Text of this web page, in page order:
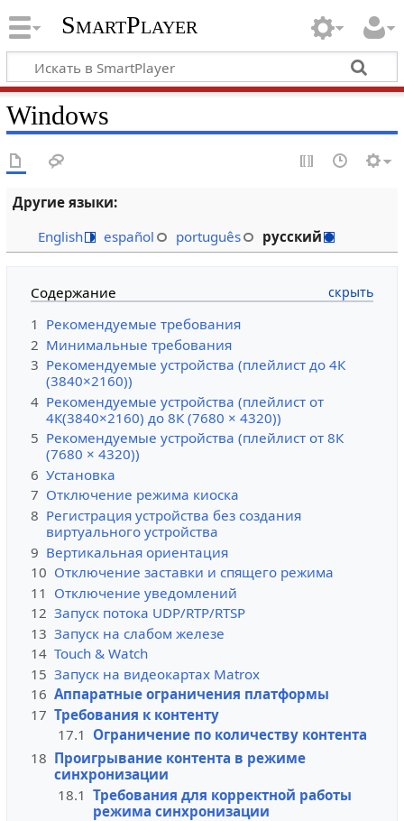
SmartPlayer
Windows
Другие языки:
English
español português русский
Содержание
1 Рекомендуемые требования
2 Минимальные требования
3 Рекомендуемые устройства (плейлист до 4К
(3840×2160))
4 Рекомендуемые устройства (плейлист от
4К(3840×2160) до 8К (7680 × 4320))
5 Рекомендуемые устройства (плейлист от 8К
(7680 × 4320))
6 Установка
7 Отключение режима киоска
8 Регистрация устройства без создания
виртуального устройства
9 Вертикальная ориентация
10 Отключение заставки и спящего режима
11 Отключение уведомлений
12 Запуск потока UDP/RTP/RTSP
13 Запуск на слабом железе
14 Touch & Watch
15 Запуск на видеокартах Matrox
16 Аппаратные ограничения платформы
17 Требования к контенту
17.1 Ограничение по количеству контента
18 Проигрывание контента в режиме
синхронизации
18.1 Требования для корректной работы
режима синхронизации